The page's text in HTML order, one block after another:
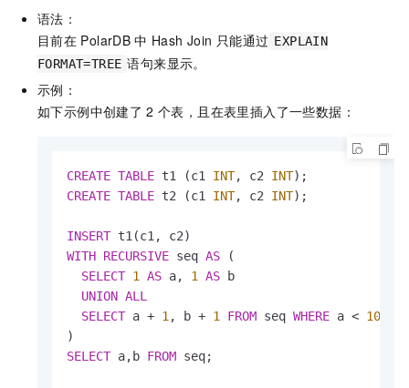
语法：
目前在 PolarDB 中 Hash Join 只能通过 EXPLAIN
FORMAT=TREE 语句来显示。
示例：
如下示例中创建了 2 个表，且在表里插入了一些数据：
CREATE TABLE t1 (c1 INT, c2 INT
CREATE TABLE t2 (c1 INT, c2 INT);
INSERT
WITH RECURSIVE seq AS (
SELECT 1 AS a, 1 AS b
UNION ALL
SELECT a + 1, b + 1 FROM seq WHERE a < 1000
SELECT a,b FROM seq;